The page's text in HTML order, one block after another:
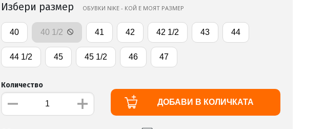
Избери размер ОБУВКИ NIKE - КОЙ Е МОЯТ РАЗМЕР
40 40 1/2 41 42 42 1/2 43 44
44 1/2 45 45 1/2 46 47
Количество
ДОБАВИ В КОЛИЧКАТА